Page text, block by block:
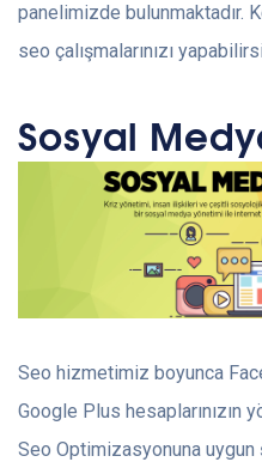
panelimizde bulunmaktadır.
seo çalışmalarınızı
Sosyal
Seo hizmetimiz boyunca
Google Plus hesaplarınızın
Seo Optimizasyonuna uygun